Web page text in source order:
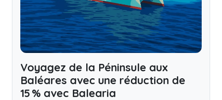
Voyagez de la Péninsule aux
Baléares avec une réduction de
15 % avec Balearia